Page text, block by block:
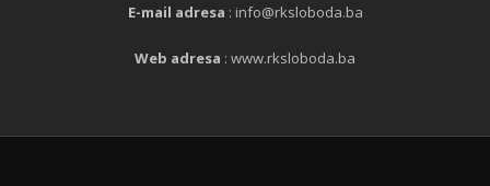
E-mail adresa : info@rksloboda.ba
Web adresa : www.rksloboda.ba